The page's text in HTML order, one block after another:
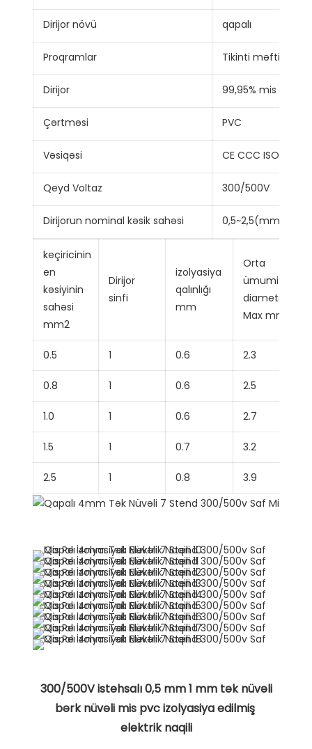
Dirijor növü qapalı
Proqramlar Tikinti məftilləri,
Dirijor 99,95% mis
Çərtməsi PVC
Vəsiqəsi CE CCC ISO9001
Qeyd Voltaz 300/500V
Dirijorun nominal kəsik sahəsi 0,5~2,5(mm²)
keçiricinin
en
kəsiyinin
sahəsi
mm2
Dirijor
sinfi
izolyasiya
qalınlığı
mm
Orta
ümumi
diametri
Max mm
0.5 1 0.6 2.3
0.8 1 0.6 2.5
1.0 1 0.6 2.7
1.5 1 0.7 3.2
2.5 1 0.8 3.9
bərk nüvəli mis pvc izolyasiya edilmiş
elektrik naqili